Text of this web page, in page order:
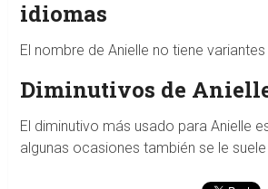
idiomas
El nombre de Anielle no tiene
Diminutivos de
El diminutivo más usado para Anielle
algunas ocasiones también se le suele